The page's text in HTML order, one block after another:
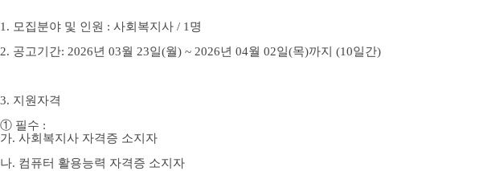
1. 모집분야 및 인원 : 사회복지사 / 1명
2. 공고기간: 2026년 03월 23일(월) ~ 2026년 04월 02일(목)까지 (10일간)
3. 지원자격
① 필수 :
가. 사회복지사 자격증 소지자
나. 컴퓨터 활용능력 자격증 소지자